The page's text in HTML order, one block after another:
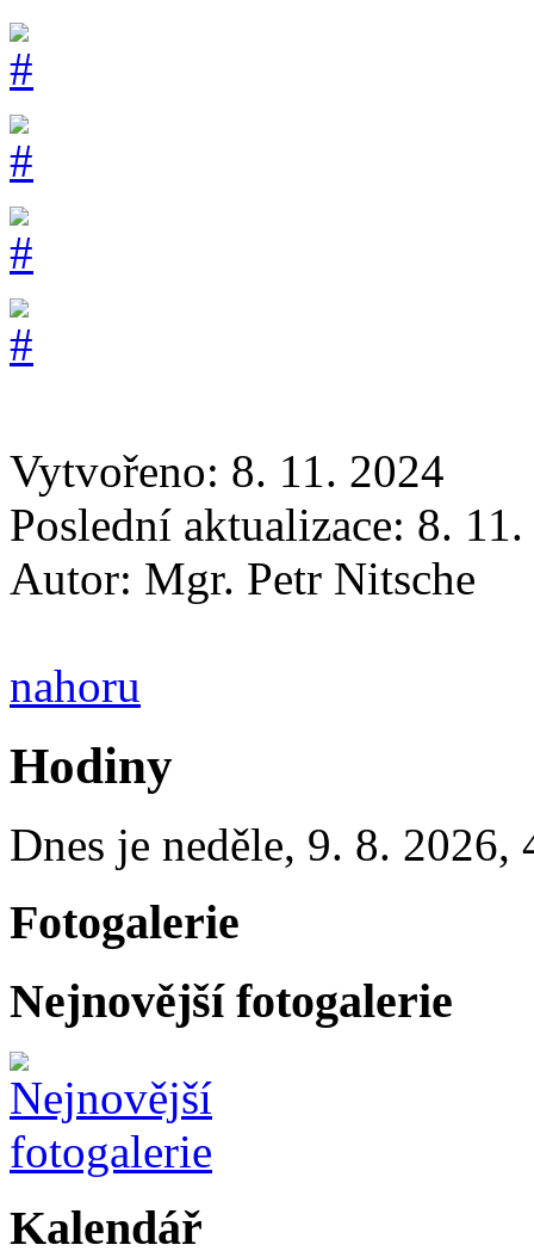
Vytvořeno: 8. 11. 2024
Poslední aktualizace: 8.
Autor: Mgr. Petr Nitsche
nahoru
Hodiny
Dnes je neděle, 9. 8. 2026,
Fotogalerie
Nejnovější fotogalerie
Kalendář